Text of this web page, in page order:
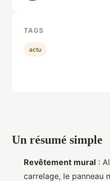
Un résumé simple
Revêtement mural :
carrelage, le panneau
TAGS
actu